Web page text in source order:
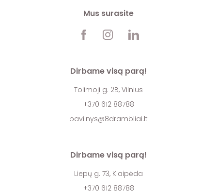
Mus surasite
Dirbame visą parą!
Tolimoji g. 2B, Vilnius
+370 612 88788
pavilnys@8drambliai.lt
Dirbame visą parą!
Liepų g. 73, Klaipėda
+370 612 88788